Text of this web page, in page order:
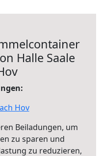
Halle Saale
Hov
Beiladungen, um
zu sparen und
zu reduzieren,